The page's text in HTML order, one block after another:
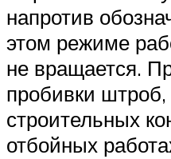
напротив
этом режиме
не вращается.
пробивки
строительных
отбойных